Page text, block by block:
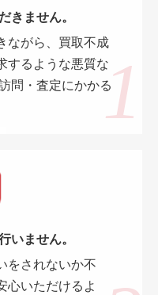
きません。
ながら、買取不成
するような悪質な
問・査定にかかる
いません。
をされないか不
心いただけるよ